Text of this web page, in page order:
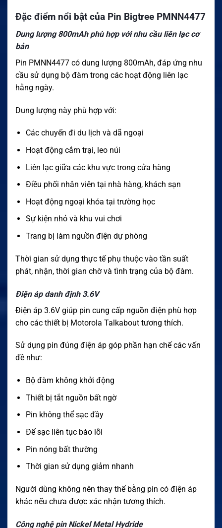
Đặc điểm nổi bật của Pin Bigtree PMNN4477
Dung lượng 800mAh phù hợp với nhu cầu liên lạc cơ
bản
Pin PMNN4477 có dung lượng 800mAh, đáp ứng nhu
cầu sử dụng bộ đàm trong các hoạt động liên lạc
hằng ngày.
Dung lượng này phù hợp với:
Các chuyến đi du lịch và dã ngoại
Hoạt động cắm trại, leo núi
Liên lạc giữa các khu vực trong cửa hàng
Điều phối nhân viên tại nhà hàng, khách sạn
Hoạt động ngoại khóa tại trường học
Sự kiện nhỏ và khu vui chơi
Trang bị làm nguồn điện dự phòng
Thời gian sử dụng thực tế phụ thuộc vào tần suất
phát, nhận, thời gian chờ và tình trạng của bộ đàm.
Điện áp danh định 3.6V
Điện áp 3.6V giúp pin cung cấp nguồn điện phù hợp
cho các thiết bị Motorola Talkabout tương thích.
Sử dụng pin đúng điện áp góp phần hạn chế các vấn
đề như:
Bộ đàm không khởi động
Thiết bị tắt nguồn bất ngờ
Pin không thể sạc đầy
Đế sạc liên tục báo lỗi
Pin nóng bất thường
Thời gian sử dụng giảm nhanh
Người dùng không nên thay thế bằng pin có điện áp
khác nếu chưa được xác nhận tương thích.
Công nghệ pin Nickel Metal Hydride